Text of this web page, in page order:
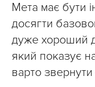
Мета має бути
досягти
дуже хороший
який показує
варто звернути